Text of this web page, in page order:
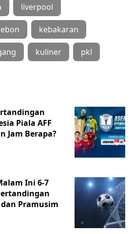
liverpool
kebakaran
kuliner pkl
Piala AFF
Jam Berapa?
Ini 6-7
Pramusim